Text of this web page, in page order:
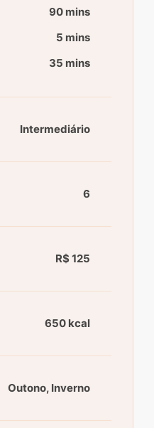
90 mins
5 mins
35 mins
Intermediário
6
R$ 125
650 kcal
Outono, Inverno